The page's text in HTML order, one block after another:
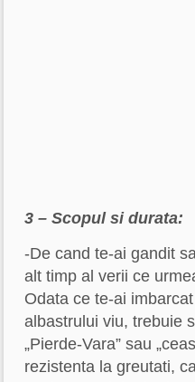
3 – Scopul si durata:
-De cand te-ai gandit
alt timp al verii ce
Odata ce te-ai
albastrului viu, trebuie
„Pierde-Vara” sau
rezistenta la greutati,